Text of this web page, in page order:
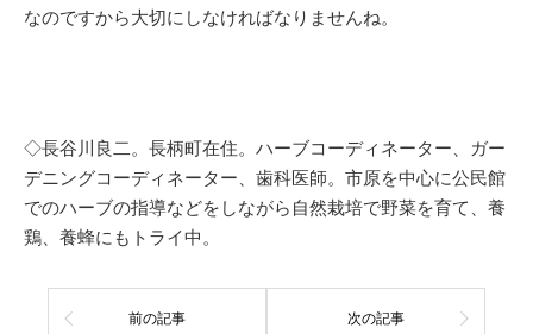
なのですから大切にしなければなりませんね。
◇長谷川良二。長柄町在住。ハーブコーディネーター、ガー
デニングコーディネーター、歯科医師。市原を中心に公民館
でのハーブの指導などをしながら自然栽培で野菜を育て、養
鶏、養蜂にもトライ中。
前の記事 次の記事